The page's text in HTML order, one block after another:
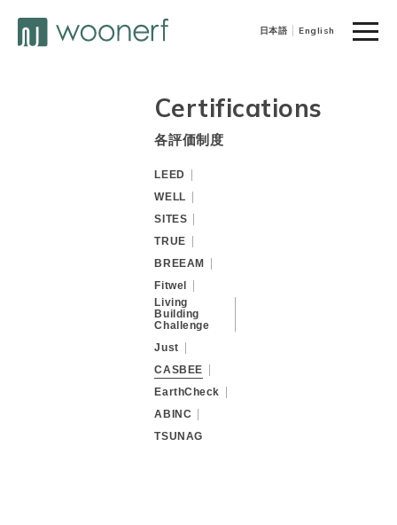
日本語 English
toggle
Certifications
各評価制度
LEED
WELL
SITES
TRUE
BREEAM
Fitwel
Living
Building
Challenge
Just
CASBEE
EarthCheck
ABINC
TSUNAG